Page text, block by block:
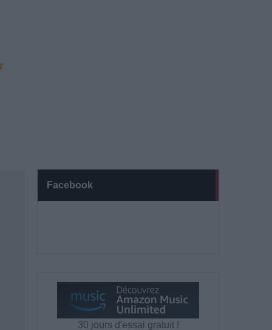
Facebook
30 jours d'essai gratuit !